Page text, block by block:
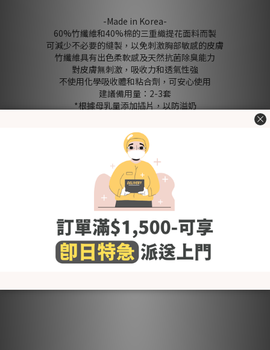
-Made in Korea-
60%竹纖維和40%棉的三重織提花面料而製
可減少不必要的縫製，以免刺激胸部敏感的皮膚
竹纖維具有出色柔軟感及天然抗菌除臭能力
對皮膚無刺激，吸收力和透氣性強
不使用化學吸收體和粘合劑，可安心使用
建議備用量：2-3套
*根據母乳量添加插片，以防溢奶
[Fabric]：60% 竹纖維、40% 棉
[Size]：12.5×12.5cm (墊)
10x10cm (插片)
洗滌建議
- 使用冷水或微暖的水作清洗，避免熱水
- 建議使用嬰幼兒衣物專用清潔劑，避免柔順劑,含氯及螢光劑的
清潔劑
- 建議放入洗衣機時使用洗衣袋
- 請在通風良好的陰涼處乾燥，不可使用烘乾機（會導致收縮、褶
皺，縮短面料壽命)